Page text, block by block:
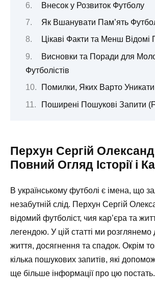
Внесок у Розвиток Футболу
Як Вшанувати Пам’ять
Цікаві Факти та Менш Відомі
Висновки та Поради для
Футболістів
Помилки, Яких Варто Уникати
Поширені Пошукові Запити
Перхун Сергій
Повний Огляд Історії і
В українському футболі є імена, що
незабутній слід. Перхун Сергій
відомий футболіст, чия кар’єра та
легендою. У цій статті ми розглянемо
життя, досягнення та спадок. Окрім
кілька пошукових запитів, які
ще більше інформації про цю постать.